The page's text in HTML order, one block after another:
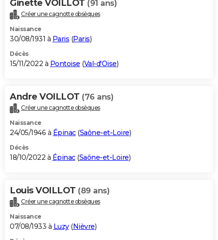
Ginette VOILLOT (91 ans)
Créer une cagnotte obsèques
Naissance
30/08/1931 à Paris (Paris)
Décès
15/11/2022 à Pontoise (Val-d'Oise)
Andre VOILLOT (76 ans)
Créer une cagnotte obsèques
Naissance
24/05/1946 à Épinac(Saône-et-Loire)
Décès
18/10/2022 à Épinac(Saône-et-Loire)
Louis VOILLOT (89 ans)
Créer une cagnotte obsèques
Naissance
07/08/1933 à Luzy(Nièvre)